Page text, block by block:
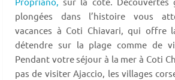
plongées dans l’histoire vous
vacances à Coti Chiavari, qui offre
détendre sur la plage comme de
Pendant votre séjour à la mer à Coti
pas de visiter Ajaccio, les villages